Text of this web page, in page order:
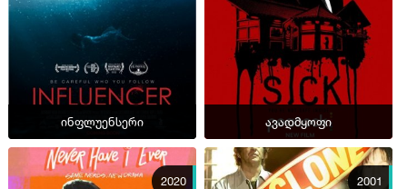
ინფლუენსერი ავადმყოფი
2020 2001